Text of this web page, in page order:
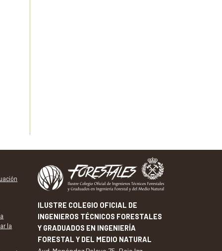
la
ILUSTRE COLEGIO OFICIAL DE
INGENIEROS TÉCNICOS FORESTALES
Y GRADUADOS EN INGENIERÍA
FORESTAL Y DEL MEDIO NATURAL